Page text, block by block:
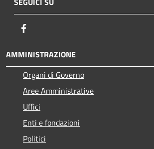
AMMINISTRAZIONE
Organi di Governo
Aree Amministrative
Uffici
Enti e fondazioni
Politici